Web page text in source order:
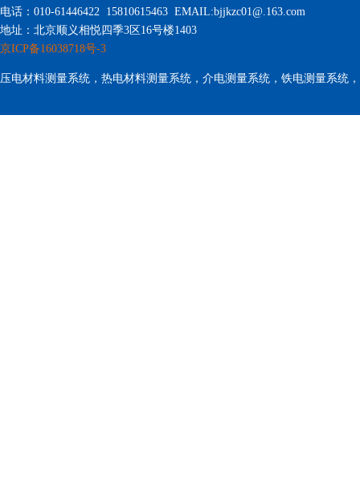
电话：010-61446422 15810615463 EMAIL:bjjkzc01@.163.com
地址：北京顺义相悦四季3区16号楼1403
京ICP备16038718号-3
压电材料测量系统，热电材料测量系统，介电测量系统，铁电测量系统